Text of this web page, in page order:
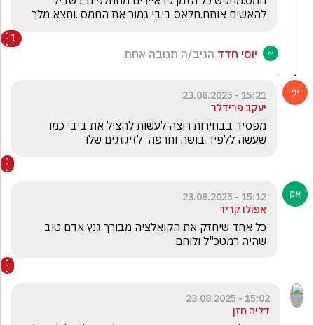
להאשים אותם.חלאס ביבי גמור את החמס .ותצא מלך
1
יוסי חדד הגיב/ה תגובה אחת
15:21 - 23.08.2025
יעקב פרידלר
שעשה ללפיד בושה וחרפה  לזיגזגים שלו
15:12 - 23.08.2025
אפולו קריד
שהיה רמטכ"ל ולוחם
15:02 - 23.08.2025
דליה חזן